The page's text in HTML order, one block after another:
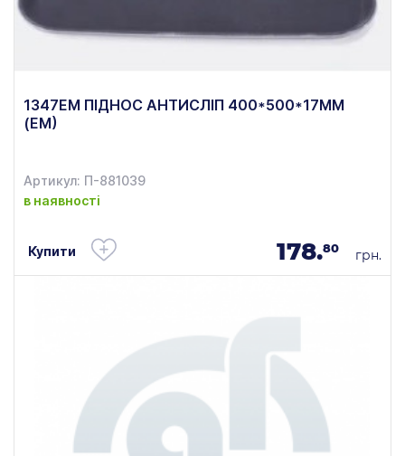
1347ЕМ ПІДНОС АНТИСЛІП 400*500*17ММ
(ЕМ)
Артикул: П-881039
в наявності
Купити 178.80 грн.